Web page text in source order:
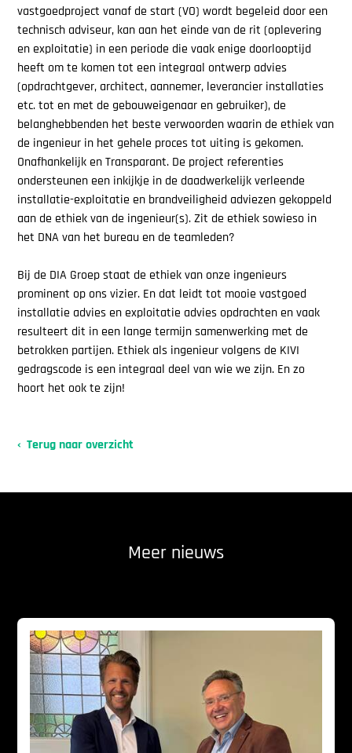
vastgoedproject vanaf de start (VO) wordt begeleid door een
technisch adviseur, kan aan het einde van de rit (oplevering
en exploitatie) in een periode die vaak enige doorlooptijd
heeft om te komen tot een integraal ontwerp advies
(opdrachtgever, architect, aannemer, leverancier installaties
etc. tot en met de gebouweigenaar en gebruiker), de
belanghebbenden het beste verwoorden waarin de ethiek van
de ingenieur in het gehele proces tot uiting is gekomen.
Onafhankelijk en Transparant. De project referenties
ondersteunen een inkijkje in de daadwerkelijk verleende
installatie-exploitatie en brandveiligheid adviezen gekoppeld
aan de ethiek van de ingenieur(s). Zit de ethiek sowieso in
het DNA van het bureau en de teamleden?
Bij de DIA Groep staat de ethiek van onze ingenieurs
prominent op ons vizier. En dat leidt tot mooie vastgoed
installatie advies en exploitatie advies opdrachten en vaak
resulteert dit in een lange termijn samenwerking met de
betrokken partijen. Ethiek als ingenieur volgens de KIVI
gedragscode is een integraal deel van wie we zijn. En zo
hoort het ook te zijn!
Terug naar overzicht
Meer nieuws